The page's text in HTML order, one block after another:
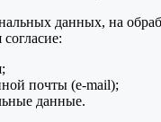
данных, на
согласие:
почты (e-mail);
данные.